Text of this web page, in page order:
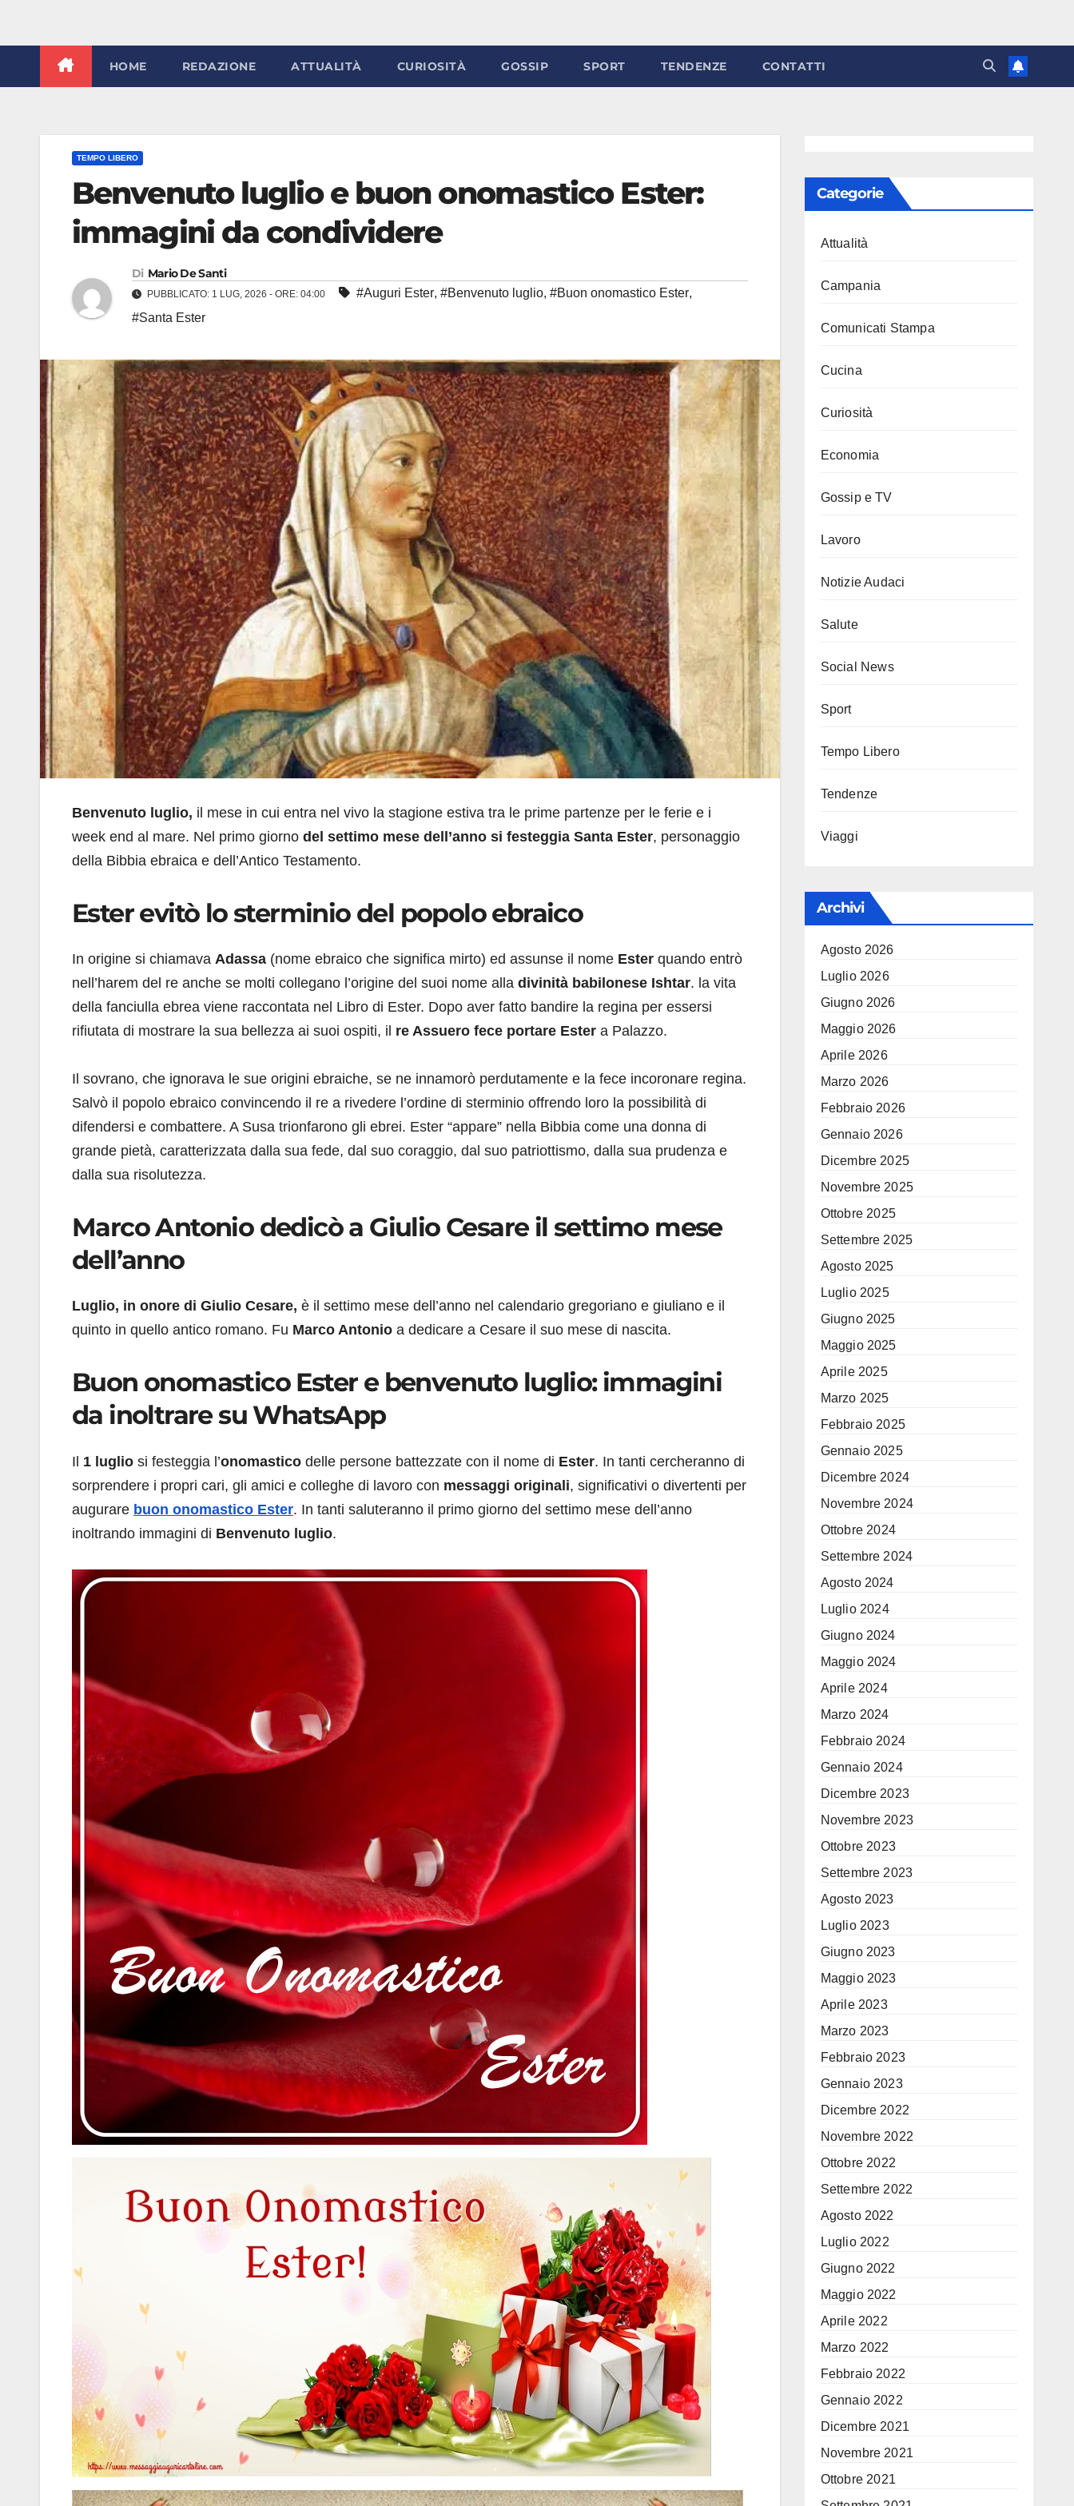
HOME REDAZIONE ATTUALITÀ CURIOSITÀ GOSSIP SPORT TENDENZE CONTATTI
TEMPO LIBERO
Benvenuto luglio e buon onomastico Ester:
immagini da condividere
Di Mario De Santi
PUBBLICATO: 1 LUG, 2026 - ORE: 04:00 #Auguri Ester, #Benvenuto luglio, #Buon onomastico Ester,
#Santa Ester
Benvenuto luglio, il mese in cui entra nel vivo la stagione estiva tra le prime partenze per le ferie e i
week end al mare. Nel primo giorno del settimo mese dell’anno si festeggia Santa Ester, personaggio
della Bibbia ebraica e dell’Antico Testamento.
Ester evitò lo sterminio del popolo ebraico
In origine si chiamava Adassa (nome ebraico che significa mirto) ed assunse il nome Ester quando entrò
nell’harem del re anche se molti collegano l’origine del suoi nome alla divinità babilonese Ishtar. la vita
della fanciulla ebrea viene raccontata nel Libro di Ester. Dopo aver fatto bandire la regina per essersi
rifiutata di mostrare la sua bellezza ai suoi ospiti, il re Assuero fece portare Ester a Palazzo.
Il sovrano, che ignorava le sue origini ebraiche, se ne innamorò perdutamente e la fece incoronare regina.
Salvò il popolo ebraico convincendo il re a rivedere l’ordine di sterminio offrendo loro la possibilità di
difendersi e combattere. A Susa trionfarono gli ebrei. Ester “appare” nella Bibbia come una donna di
grande pietà, caratterizzata dalla sua fede, dal suo coraggio, dal suo patriottismo, dalla sua prudenza e
dalla sua risolutezza.
Marco Antonio dedicò a Giulio Cesare il settimo mese
dell’anno
Luglio, in onore di Giulio Cesare, è il settimo mese dell’anno nel calendario gregoriano e giuliano e il
quinto in quello antico romano. Fu Marco Antonio a dedicare a Cesare il suo mese di nascita.
Buon onomastico Ester e benvenuto luglio: immagini
da inoltrare su WhatsApp
Il 1 luglio si festeggia l’onomastico delle persone battezzate con il nome di Ester. In tanti cercheranno di
sorprendere i propri cari, gli amici e colleghe di lavoro con messaggi originali, significativi o divertenti per
augurare buon onomastico Ester. In tanti saluteranno il primo giorno del settimo mese dell’anno
inoltrando immagini di Benvenuto luglio.
Categorie
Attualità
Campania
Comunicati Stampa
Cucina
Curiosità
Economia
Gossip e TV
Lavoro
Notizie Audaci
Salute
Social News
Sport
Tempo Libero
Tendenze
Viaggi
Archivi
Agosto 2026
Luglio 2026
Giugno 2026
Maggio 2026
Aprile 2026
Marzo 2026
Febbraio 2026
Gennaio 2026
Dicembre 2025
Novembre 2025
Ottobre 2025
Settembre 2025
Agosto 2025
Luglio 2025
Giugno 2025
Maggio 2025
Aprile 2025
Marzo 2025
Febbraio 2025
Gennaio 2025
Dicembre 2024
Novembre 2024
Ottobre 2024
Settembre 2024
Agosto 2024
Luglio 2024
Giugno 2024
Maggio 2024
Aprile 2024
Marzo 2024
Febbraio 2024
Gennaio 2024
Dicembre 2023
Novembre 2023
Ottobre 2023
Settembre 2023
Agosto 2023
Luglio 2023
Giugno 2023
Maggio 2023
Aprile 2023
Marzo 2023
Febbraio 2023
Gennaio 2023
Dicembre 2022
Novembre 2022
Ottobre 2022
Settembre 2022
Agosto 2022
Luglio 2022
Giugno 2022
Maggio 2022
Aprile 2022
Marzo 2022
Febbraio 2022
Gennaio 2022
Dicembre 2021
Novembre 2021
Ottobre 2021